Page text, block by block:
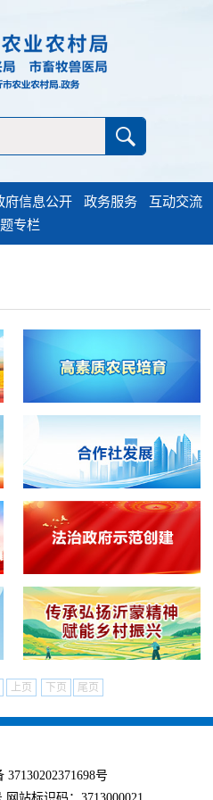
府信息公开 政务服务
互动交流
专栏
上页 下页 尾页
37130202371698号